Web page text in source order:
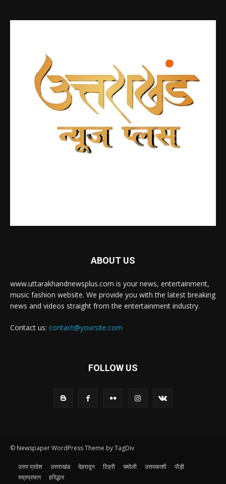
ABOUT US
www.uttarakhandnewsplus.com is your news, entertainment,
music fashion website. We provide you with the latest breaking
news and videos straight from the entertainment industry.
Contact us: contact@yoursite.com
FOLLOW US
© Newspaper WordPress Theme by TagDiv
उत्तर प्रदेश उत्तराखंड देहरादून टिहरी चमोली उत्तरकाशी
पौड़ी
रुद्रप्रयाग
हरिद्धार